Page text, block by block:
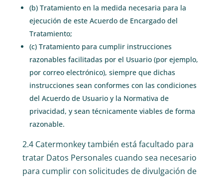
(b) Tratamiento en la medida necesaria para la
ejecución de este Acuerdo de Encargado del
Tratamiento;
(c) Tratamiento para cumplir instrucciones
razonables facilitadas por el Usuario (por ejemplo,
por correo electrónico), siempre que dichas
instrucciones sean conformes con las condiciones
del Acuerdo de Usuario y la Normativa de
privacidad, y sean técnicamente viables de forma
razonable.
2.4 Catermonkey también está facultado para
tratar Datos Personales cuando sea necesario
para cumplir con solicitudes de divulgación de